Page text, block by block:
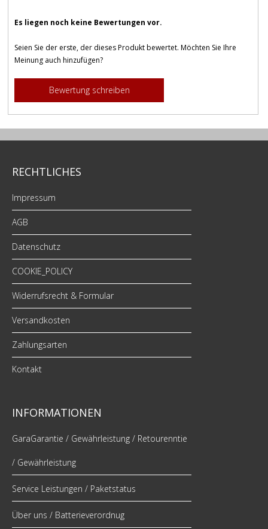
Es liegen noch keine Bewertungen vor.
Seien Sie der erste, der dieses Produkt bewertet. Möchten Sie Ihre
Meinung auch hinzufügen?
Bewertung schreiben
RECHTLICHES
Impressum
AGB
Datenschutz
COOKIE_POLICY
Widerrufsrecht & Formular
Versandkosten
Zahlungsarten
Kontakt
INFORMATIONEN
GaraGarantie / Gewährleistung / Retourenntie
/ Gewährleistung
Service Leistungen / Paketstatus
Über uns / Batterieverordnug